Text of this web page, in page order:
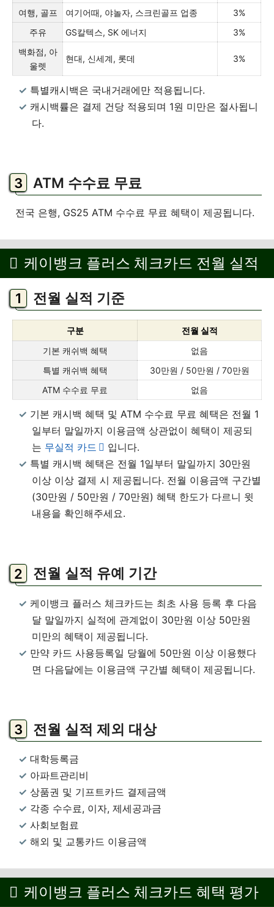
여행, 골프 여기어때, 야놀자, 스크린골프 업종
3%
주유
GS칼텍스, SK 에너지
3%
백화점, 아
울렛
현대, 신세계, 롯데 3%
특별캐시백은 국내거래에만 적용됩니다.
캐시백률은 결제 건당 적용되며 1원 미만은 절사됩니
다.
ATM 수수료 무료
전국 은행, GS25 ATM 수수료 무료 혜택이 제공됩니다.
케이뱅크 플러스 체크카드 전월 실적
전월 실적 기준
구분
전월 실적
기본 캐쉬백 혜택
없음
특별 캐쉬백 혜택
30만원 / 50만원 / 70만원
ATM 수수료 무료
없음
기본 캐시백 혜택 및 ATM 수수료 무료 혜택은 전월 1
일부터 말일까지 이용금액 상관없이 혜택이 제공되
는 무실적 카드
입니다.
특별 캐시백 혜택은 전월 1일부터 말일까지 30만원
이상 이상 결제 시 제공됩니다. 전월 이용금액 구간별
(30만원 / 50만원 / 70만원) 혜택 한도가 다르니 윗
내용을 확인해주세요.
전월 실적 유예 기간
케이뱅크 플러스 체크카드는 최초 사용 등록 후 다음
달 말일까지 실적에 관계없이 30만원 이상 50만원
미만의 혜택이 제공됩니다.
만약 카드 사용등록일 당월에 50만원 이상 이용했다
면 다음달에는 이용금액 구간별 혜택이 제공됩니다.
전월 실적 제외 대상
대학등록금
아파트관리비
상품권 및 기프트카드 결제금액
각종 수수료, 이자, 제세공과금
사회보험료
해외 및 교통카드 이용금액
케이뱅크 플러스 체크카드 혜택 평가